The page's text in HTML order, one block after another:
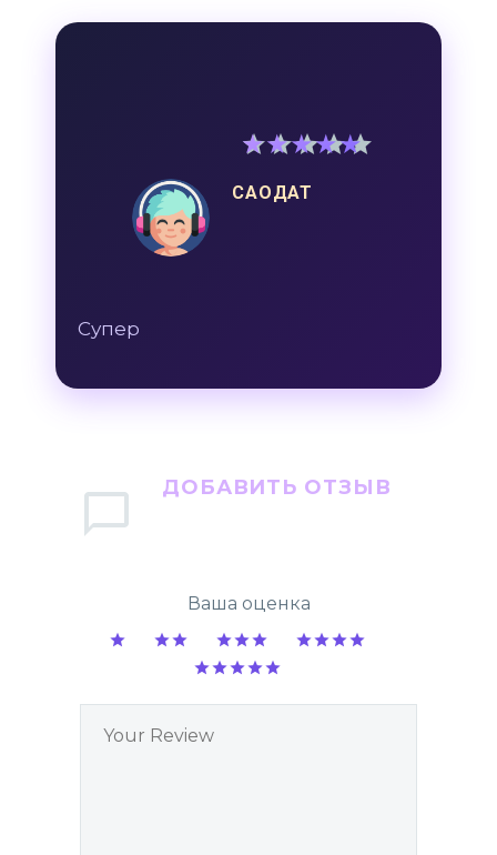
САОДАТ
5out of 5
Супер
ДОБАВИТЬ ОТЗЫВ
Ваша оценка
3